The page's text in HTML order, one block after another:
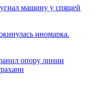
машину у спящей
иномарка.
опору линии